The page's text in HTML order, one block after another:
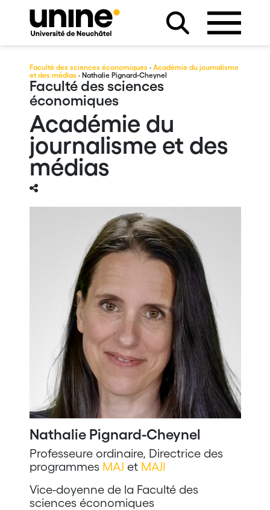
Faculté des sciences économiques · Académie du journalisme
et des médias · Nathalie Pignard-Cheynel
Faculté des sciences
économiques
Académie du
journalisme et des
médias
Nathalie Pignard-Cheynel
Professeure ordinaire, Directrice des
programmes MAJ et MAJI
Vice-doyenne de la Faculté des
sciences économiques